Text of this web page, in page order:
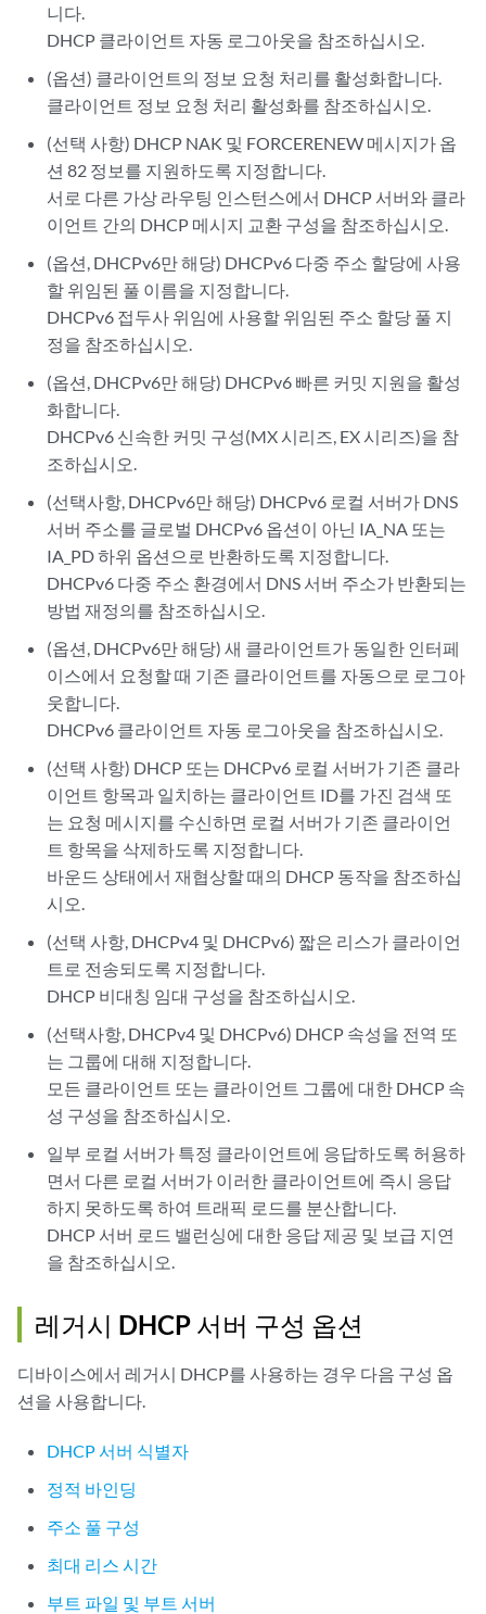
니다.
DHCP 클라이언트 자동 로그아웃을 참조하십시오.
(옵션) 클라이언트의 정보 요청 처리를 활성화합니다.
클라이언트 정보 요청 처리 활성화를 참조하십시오.
(선택 사항) DHCP NAK 및 FORCERENEW 메시지가 옵
션 82 정보를 지원하도록 지정합니다.
서로 다른 가상 라우팅 인스턴스에서 DHCP 서버와 클라
이언트 간의 DHCP 메시지 교환 구성을 참조하십시오.
(옵션, DHCPv6만 해당) DHCPv6 다중 주소 할당에 사용
할 위임된 풀 이름을 지정합니다.
DHCPv6 접두사 위임에 사용할 위임된 주소 할당 풀 지
정을 참조하십시오.
(옵션, DHCPv6만 해당) DHCPv6 빠른 커밋 지원을 활성
화합니다.
DHCPv6 신속한 커밋 구성(MX 시리즈, EX 시리즈)을 참
조하십시오.
(선택사항, DHCPv6만 해당) DHCPv6 로컬 서버가 DNS
서버 주소를 글로벌 DHCPv6 옵션이 아닌 IA_NA 또는
IA_PD 하위 옵션으로 반환하도록 지정합니다.
DHCPv6 다중 주소 환경에서 DNS 서버 주소가 반환되는
방법 재정의를 참조하십시오.
(옵션, DHCPv6만 해당) 새 클라이언트가 동일한 인터페
이스에서 요청할 때 기존 클라이언트를 자동으로 로그아
웃합니다.
DHCPv6 클라이언트 자동 로그아웃을 참조하십시오.
(선택 사항) DHCP 또는 DHCPv6 로컬 서버가 기존 클라
이언트 항목과 일치하는 클라이언트 ID를 가진 검색 또
는 요청 메시지를 수신하면 로컬 서버가 기존 클라이언
트 항목을 삭제하도록 지정합니다.
바운드 상태에서 재협상할 때의 DHCP 동작을 참조하십
시오.
(선택 사항, DHCPv4 및 DHCPv6) 짧은 리스가 클라이언
트로 전송되도록 지정합니다.
DHCP 비대칭 임대 구성을 참조하십시오.
(선택사항, DHCPv4 및 DHCPv6) DHCP 속성을 전역 또
는 그룹에 대해 지정합니다.
모든 클라이언트 또는 클라이언트 그룹에 대한 DHCP 속
성 구성을 참조하십시오.
일부 로컬 서버가 특정 클라이언트에 응답하도록 허용하
면서 다른 로컬 서버가 이러한 클라이언트에 즉시 응답
하지 못하도록 하여 트래픽 로드를 분산합니다.
DHCP 서버 로드 밸런싱에 대한 응답 제공 및 보급 지연
을 참조하십시오.
레거시 DHCP 서버 구성 옵션
디바이스에서 레거시 DHCP를 사용하는 경우 다음 구성 옵
션을 사용합니다.
DHCP 서버 식별자
정적 바인딩
주소 풀 구성
최대 리스 시간
부트 파일 및 부트 서버